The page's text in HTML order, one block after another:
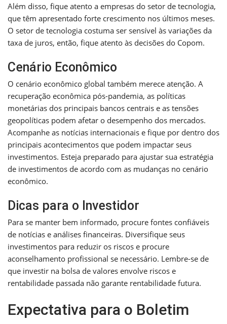
Além disso, fique atento a empresas do setor de tecnologia,
que têm apresentado forte crescimento nos últimos meses.
O setor de tecnologia costuma ser sensível às variações da
taxa de juros, então, fique atento às decisões do Copom.
Cenário Econômico
O cenário econômico global também merece atenção. A
recuperação econômica pós-pandemia, as políticas
monetárias dos principais bancos centrais e as tensões
geopolíticas podem afetar o desempenho dos mercados.
Acompanhe as notícias internacionais e fique por dentro dos
principais acontecimentos que podem impactar seus
investimentos. Esteja preparado para ajustar sua estratégia
de investimentos de acordo com as mudanças no cenário
econômico.
Dicas para o Investidor
Para se manter bem informado, procure fontes confiáveis
de notícias e análises financeiras. Diversifique seus
investimentos para reduzir os riscos e procure
aconselhamento profissional se necessário. Lembre-se de
que investir na bolsa de valores envolve riscos e
rentabilidade passada não garante rentabilidade futura.
Expectativa para o Boletim